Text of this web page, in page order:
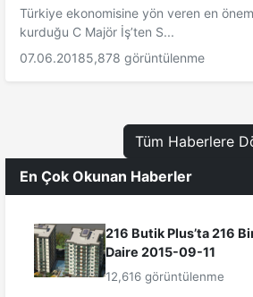
Türkiye ekonomisine yön veren en
kurduğu C Majör İş’ten S...
07.06.20185,878 görüntülenme
Tüm Haberlere
En Çok Okunan Haberler
216 Butik Plus’ta 216
Daire 2015-09-11
12,616 görüntülenme